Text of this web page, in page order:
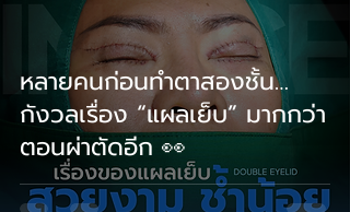
หลายคนก่อนทำตาสองชั้น…
กังวลเรื่อง “แผลเย็บ” มากกว่า
ตอนผ่าตัดอีก 👀